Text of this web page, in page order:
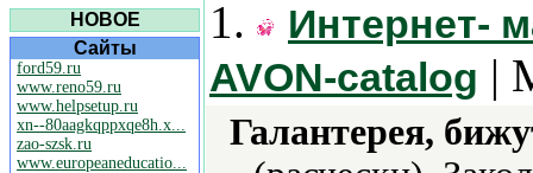
НОВОЕ
Сайты
ford59.ru
www.reno59.ru
www.helpsetup.ru
xn--80aagkqppxqe8h.x...
zao-szsk.ru
www.europeaneducatio...
1.
Интернет-
AVON-catalog |
Галантерея,